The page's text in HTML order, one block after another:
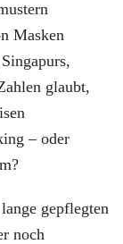
Masken
glaubt,
– oder
gepflegten
noch